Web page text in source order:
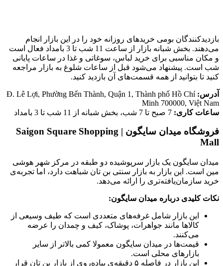
بازدیدکنندگان بومی خریدهای روزانه خود را در این بازار انجام
می‌دهند. بخش شبانه بازار از ساعت 11 شب تا 3 بامداد فعال است
و مکان مناسبی برای خرید لباس، سوغاتی و غذا در ساعات پایانی
شب است. پیشنهاد می‌شود قبل از ساعات شلوغ به بازار مراجعه
کنید تا بتوانید از همه قسمت‌های آن بازدید کنید.
آدرس: Đ. Lê Lợi, Phường Bến Thành, Quận 1, Thành phố Hồ Chí
Minh 700000, Việt Nam
ساعات کاری:
فروشگاه میدان سایگون | Saigon Square Shopping
Mall
میدان سایگون یک بازار سرپوشیده دو طبقه در مرکز شهر هوشی‌
مین است. این بازار به بازار سنتی بن تان شباهت دارد، اما تجربه‌ی
خرید سازمان‌یافته‌تری را ارائه می‌دهد.
نکات کلیدی درباره میدان سایگون:
این بازار شامل غرفه‌های متعددی است که طیف وسیعی از
کالاها مانند جواهرات، پوشاک، کیف و چمدان را عرضه
می‌کنند.
قیمت‌ها در میدان سایگون معمولا کمی بالاتر از سایر
بازارهای محلی است.
این بازار در فاصله ۵ دقیقه‌ی پیاده‌روی از بازار بن تان قرار